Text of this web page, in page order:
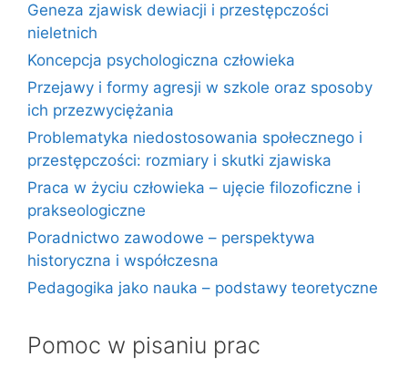
Geneza zjawisk dewiacji i przestępczości
nieletnich
Koncepcja psychologiczna człowieka
Przejawy i formy agresji w szkole oraz sposoby
ich przezwyciężania
Problematyka niedostosowania społecznego i
przestępczości: rozmiary i skutki zjawiska
Praca w życiu człowieka – ujęcie filozoficzne i
prakseologiczne
Poradnictwo zawodowe – perspektywa
historyczna i współczesna
Pedagogika jako nauka – podstawy teoretyczne
Pomoc w pisaniu prac